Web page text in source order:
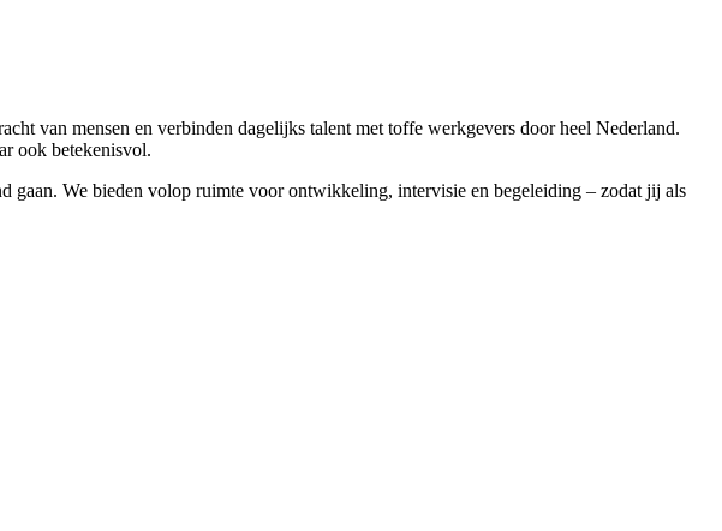
van mensen en verbinden dagelijks talent met toffe werkgevers door heel Nederland.
ook betekenisvol.
gaan. We bieden volop ruimte voor ontwikkeling, intervisie en begeleiding – zodat jij als